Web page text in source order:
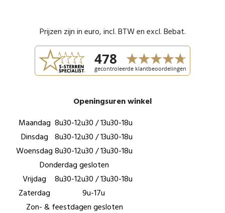
Prijzen zijn in euro, incl. BTW en excl. Bebat.
Openingsuren winkel
Maandag 8u30-12u30 / 13u30-18u
Dinsdag 8u30-12u30 / 13u30-18u
Woensdag 8u30-12u30 / 13u30-18u
Donderdag gesloten
Vrijdag
8u30-12u30 / 13u30-18u
Zaterdag
9u-17u
Zon- & feestdagen gesloten